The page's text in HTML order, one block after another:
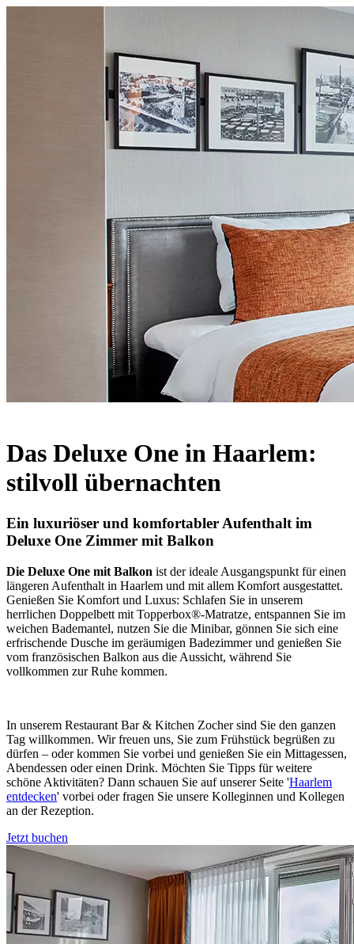
Das Deluxe One in Haarlem:
stilvoll übernachten
Ein luxuriöser und komfortabler Aufenthalt im
Deluxe One Zimmer mit Balkon
Die Deluxe One mit Balkon ist der ideale Ausgangspunkt für einen
längeren Aufenthalt in Haarlem und mit allem Komfort ausgestattet.
Genießen Sie Komfort und Luxus: Schlafen Sie in unserem
herrlichen Doppelbett mit Topperbox®-Matratze, entspannen Sie im
weichen Bademantel, nutzen Sie die Minibar, gönnen Sie sich eine
erfrischende Dusche im geräumigen Badezimmer und genießen Sie
vom französischen Balkon aus die Aussicht, während Sie
vollkommen zur Ruhe kommen.
In unserem Restaurant Bar & Kitchen Zocher sind Sie den ganzen
Tag willkommen. Wir freuen uns, Sie zum Frühstück begrüßen zu
dürfen – oder kommen Sie vorbei und genießen Sie ein Mittagessen,
Abendessen oder einen Drink. Möchten Sie Tipps für weitere
schöne Aktivitäten? Dann schauen Sie auf unserer Seite 'Haarlem
entdecken' vorbei oder fragen Sie unsere Kolleginnen und Kollegen
an der Rezeption.
Jetzt buchen